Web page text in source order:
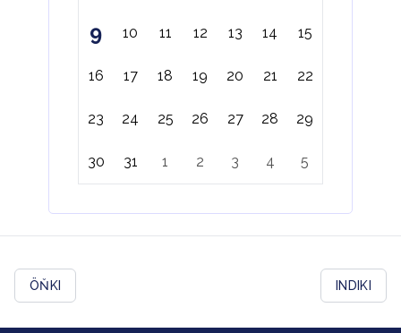
9 10 11 12 13 14 15
16 17 18 19 20 21 22
23 24 25 26 27 28 29
30 31 1 2 3 4 5
ÖŇKI INDIKI